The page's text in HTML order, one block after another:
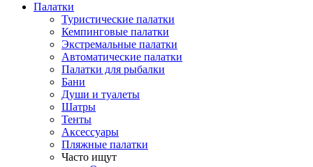
Палатки
Туристические палатки
Кемпинговые палатки
Экстремальные палатки
Автоматические палатки
Палатки для рыбалки
Бани
Души и туалеты
Шатры
Тенты
Аксессуары
Пляжные палатки
Часто ищут